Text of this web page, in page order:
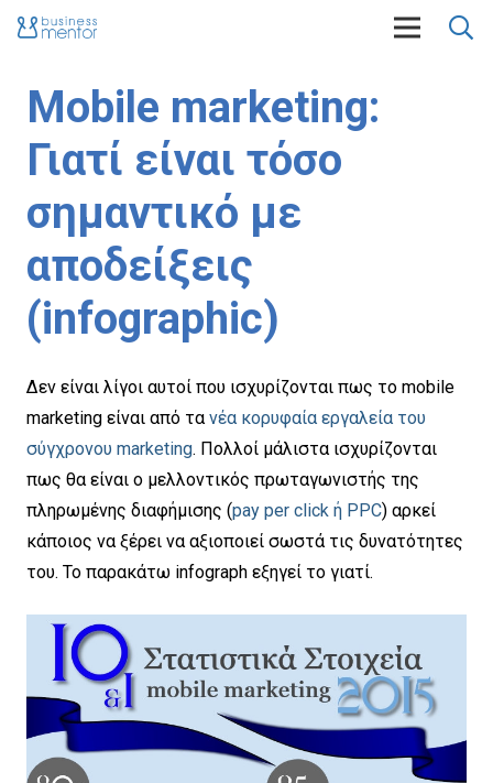
Mobile marketing:
Γιατί είναι τόσο
σημαντικό με
αποδείξεις
(infographic)
Δεν είναι λίγοι αυτοί που ισχυρίζονται πως το mobile
marketing είναι από τανέα κορυφαία εργαλεία του
σύγχρονου marketing. Πολλοί μάλιστα ισχυρίζονται
πως θα είναι ο μελλοντικός πρωταγωνιστής της
πληρωμένης διαφήμισης (pay per click ή PPC) αρκεί
κάποιος να ξέρει να αξιοποιεί σωστά τις δυνατότητες
του. Το παρακάτω infograph εξηγεί το γιατί.